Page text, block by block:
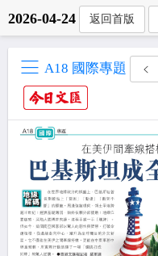
2026-04-24 返回首版
A18 國際專題
點擊複製